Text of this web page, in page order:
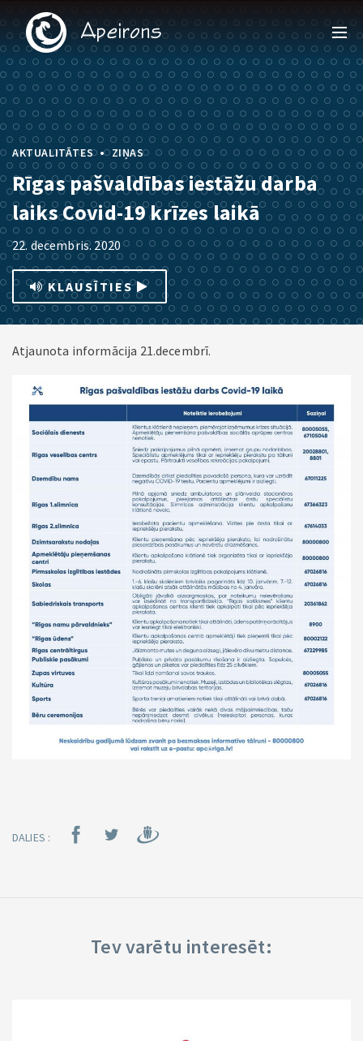
AKTUALITĀTES • ZIŅAS
Rīgas pašvaldības iestāžu darba
laiks Covid-19 krīzes laikā
22. decembris. 2020
KLAUSĪTIES
Atjaunota informācija 21.decembrī.
DALIES :
Tev varētu interesēt: